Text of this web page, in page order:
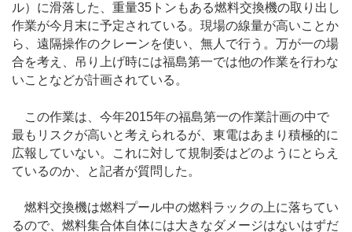
ル）に滑落した、重量35トンもある燃料交換機の取り出し
作業が今月末に予定されている。現場の線量が高いことか
ら、遠隔操作のクレーンを使い、無人で行う。万が一の場
合を考え、吊り上げ時には福島第一では他の作業を行わな
いことなどが計画されている。
この作業は、今年2015年の福島第一の作業計画の中で
最もリスクが高いと考えられるが、東電はあまり積極的に
広報していない。これに対して規制委はどのようにとらえ
ているのか、と記者が質問した。
燃料交換機は燃料プール中の燃料ラックの上に落ちてい
るので、燃料集合体自体には大きなダメージはないはずだ